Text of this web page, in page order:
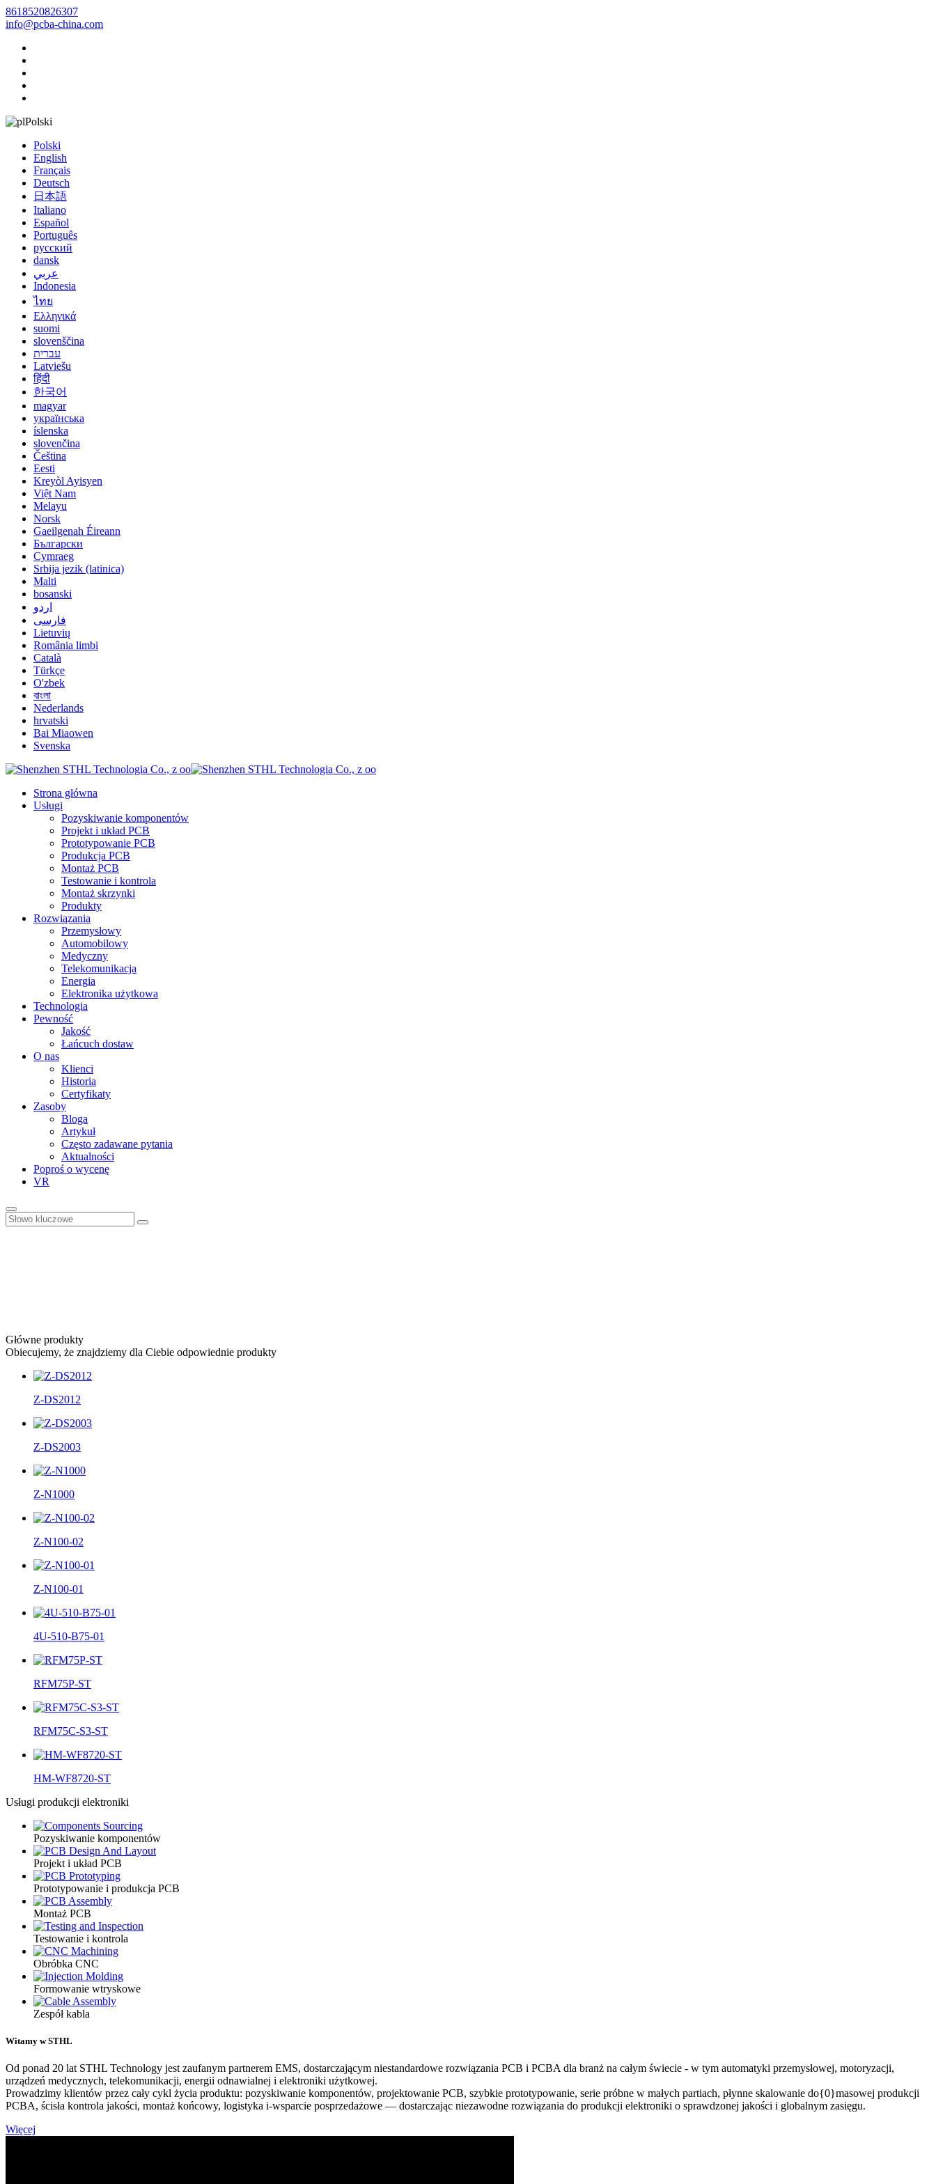
8618520826307
info@pcba-china.com
Polski
Polski
English
Français
Deutsch
日本語
Italiano
Español
Português
русский
dansk
عربي
Indonesia
ไทย
Ελληνικά
suomi
slovenščina
עברית
Latviešu
हिंदी
한국어
magyar
українська
íslenska
slovenčina
Čeština
Eesti
Kreyòl Ayisyen
Việt Nam
Melayu
Norsk
Gaeilgenah Éireann
Български
Cymraeg
Srbija jezik (latinica)
Malti
bosanski
اردو
فارسی
Lietuvių
România limbi
Català
Türkçe
O'zbek
বাংলা
Nederlands
hrvatski
Bai Miaowen
Svenska
Strona główna
Usługi
Pozyskiwanie komponentów
Projekt i układ PCB
Prototypowanie PCB
Produkcja PCB
Montaż PCB
Testowanie i kontrola
Montaż skrzynki
Produkty
Rozwiązania
Przemysłowy
Automobilowy
Medyczny
Telekomunikacja
Energia
Elektronika użytkowa
Technologia
Pewność
Jakość
Łańcuch dostaw
O nas
Klienci
Historia
Certyfikaty
Zasoby
Bloga
Artykuł
Często zadawane pytania
Aktualności
Poproś o wycenę
VR
Główne produkty
Obiecujemy, że znajdziemy dla Ciebie odpowiednie produkty
Z-DS2012
Z-DS2003
Z-N1000
Z-N100-02
Z-N100-01
4U-510-B75-01
RFM75P-ST
RFM75C-S3-ST
HM-WF8720-ST
Usługi produkcji elektroniki
Pozyskiwanie komponentów
Projekt i układ PCB
Prototypowanie i produkcja PCB
Montaż PCB
Testowanie i kontrola
Obróbka CNC
Formowanie wtryskowe
Zespół kabla
Witamy w STHL
Od ponad 20 lat STHL Technology jest zaufanym partnerem EMS, dostarczającym niestandardowe rozwiązania PCB i PCBA dla branż na całym świecie - w tym automatyki przemysłowej, motoryzacji,
urządzeń medycznych, telekomunikacji, energii odnawialnej i elektroniki użytkowej.
Prowadzimy klientów przez cały cykl życia produktu: pozyskiwanie komponentów, projektowanie PCB, szybkie prototypowanie, serie próbne w małych partiach, płynne skalowanie do{0}masowej produkcji
PCBA, ścisła kontrola jakości, montaż końcowy, logistyka i-wsparcie posprzedażowe — dostarczając niezawodne rozwiązania do produkcji elektroniki o sprawdzonej jakości i globalnym zasięgu.
Więcej